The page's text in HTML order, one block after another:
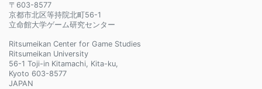
〒603-8577
京都市北区等持院北町56-1
立命館大学ゲーム研究センター
Ritsumeikan Center for Game Studies
Ritsumeikan University
56-1 Toji-in Kitamachi, Kita-ku,
Kyoto 603-8577
JAPAN